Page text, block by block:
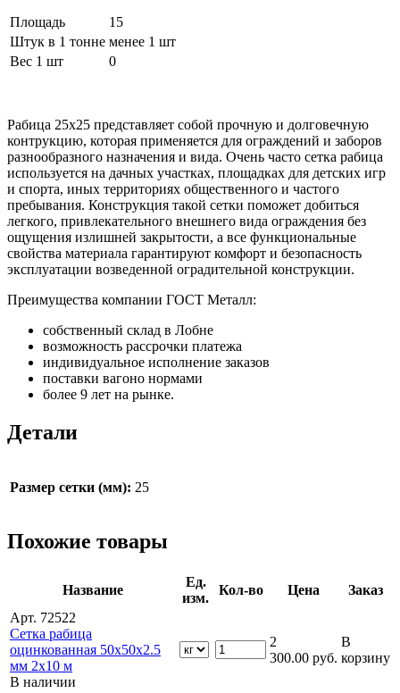
Площадь
15
Штук в 1 тонне менее 1 шт
Вес 1 шт
0
Рабица 25х25 представляет собой прочную и долговечную
контрукцию, которая применяется для ограждений и заборов
разнообразного назначения и вида. Очень часто сетка рабица
используется на дачных участках, площадках для детских игр
и спорта, иных территориях общественного и частого
пребывания. Конструкция такой сетки поможет добиться
легкого, привлекательного внешнего вида ограждения без
ощущения излишней закрытости, а все функциональные
свойства материала гарантируют комфорт и безопасность
эксплуатации возведенной оградительной конструкции.
Преимущества компании ГОСТ Металл:
собственный склад в Лобне
возможность рассрочки платежа
индивидуальное исполнение заказов
поставки вагоно нормами
более 9 лет на рынке.
Детали
Размер сетки (мм): 25
Похожие товары
Название
Ед.
изм.
Кол-во Цена
Заказ
Арт. 72522
Сетка рабица
оцинкованная 50х50х2.5
мм 2х10 м
В наличии
2
300.00 руб.
В
корзину